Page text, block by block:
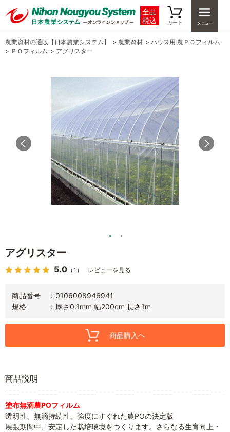
全品
税込
カート
農業資材の通販【日本農業システム】 > 農業資材 > ハウス用 農ＰＯフィルム
> ＰＯフィルム > アグリスター
アグリスター
5.0 （1） レビューを見る
商品番号
0106008946941
規格
厚さ0.1mm 幅200cm 長さ1m
商品購入へ
商品説明
塗布無滴農POフィルム
透明性、無滴持続性、強度にすぐれた農POの決定版
展張期間中、安定した栽培環境をつくります。さらなる生育向上・